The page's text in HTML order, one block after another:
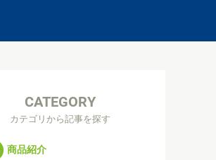
CATEGORY
カテゴリから記事を探す
商品紹介